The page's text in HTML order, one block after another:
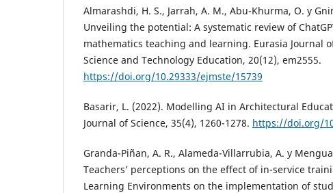
Almarashdi, H. S., Jarrah, A. M., Abu-Khurma, O. y
Unveiling the potential: A systematic review of
mathematics teaching and learning. Eurasia Journal
Science and Technology Education, 20(12), em2555.
https://doi.org/10.29333/ejmste/15739
Basarir, L. (2022). Modelling AI in Architectural
Journal of Science, 35(4), 1260-1278. https://doi.org/
Granda-Piñan, A. R., Alameda-Villarrubia, A. y
Teachers’ perceptions on the effect of in-service
Learning Environments on the implementation of